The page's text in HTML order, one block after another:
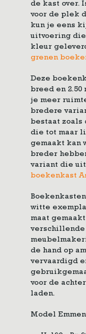
de kast over.
voor de plek
kun je eens
uitvoering
kleur
grenen
Deze
breed en 2.50
je meer
bredere
bestaat zoals
die tot maar
gemaakt kan
breder
variant die
boekenkast
witte
maat
verschillende
de hand op
vervaardigd
voor de
laden.
Model Emmen